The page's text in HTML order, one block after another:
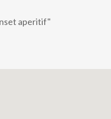
aperitif"